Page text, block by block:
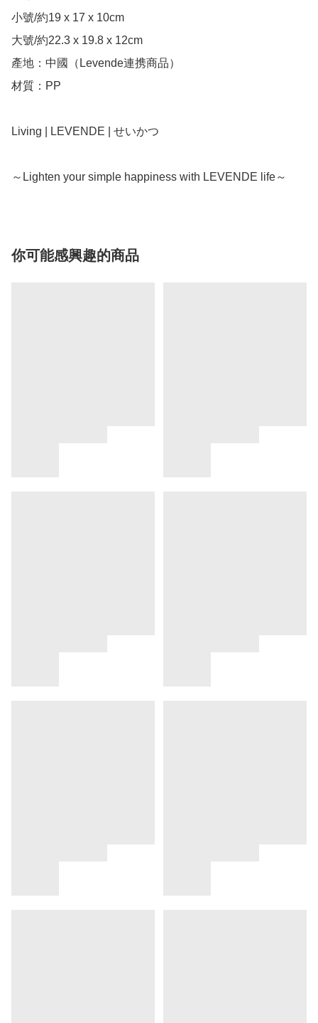
小號/約19 x 17 x 10cm
大號/約22.3 x 19.8 x 12cm
產地：中國（Levende連携商品）
材質：PP
Living | LEVENDE | せいかつ
～Lighten your simple happiness with LEVENDE life～
你可能感興趣的商品